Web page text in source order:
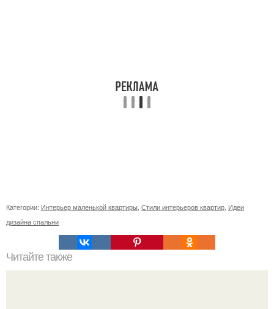
Категории: Интерьер маленькой квартиры, Стили интерьеров квартир, Идеи
дизайна спальни
Читайте также